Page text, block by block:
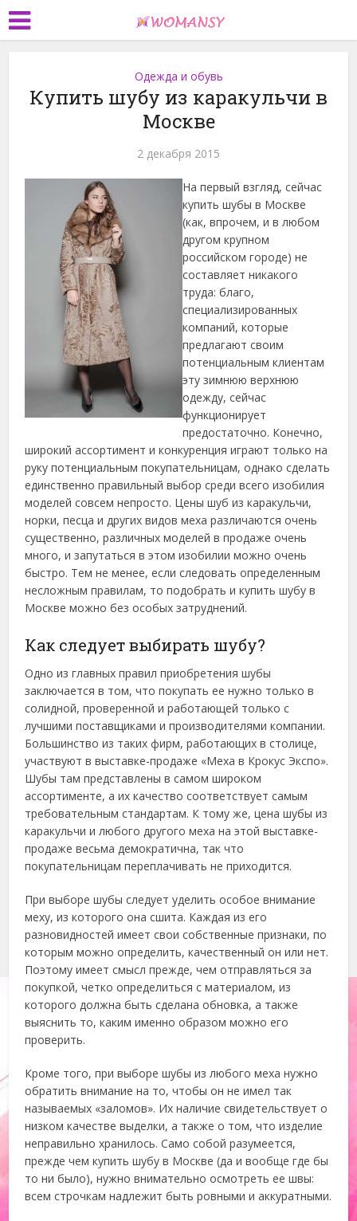
Одежда и обувь
Купить шубу из каракульчи в
Москве
2 декабря 2015
На первый взгляд, сейчас
купить шубы в Москве
(как, впрочем, и в любом
другом крупном
российском городе) не
составляет никакого
труда: благо,
специализированных
компаний, которые
предлагают своим
потенциальным клиентам
эту зимнюю верхнюю
одежду, сейчас
функционирует
предостаточно. Конечно,
широкий ассортимент и конкуренция играют только на
руку потенциальным покупательницам, однако сделать
единственно правильный выбор среди всего изобилия
моделей совсем непросто. Цены шуб из каракульчи,
норки, песца и других видов меха различаются очень
существенно, различных моделей в продаже очень
много, и запутаться в этом изобилии можно очень
быстро. Тем не менее, если следовать определенным
несложным правилам, то подобрать и купить шубу в
Москве можно без особых затруднений.
Как следует выбирать шубу?
Одно из главных правил приобретения шубы
заключается в том, что покупать ее нужно только в
солидной, проверенной и работающей только с
лучшими поставщиками и производителями компании.
Большинство из таких фирм, работающих в столице,
участвуют в выставке-продаже «Меха в Крокус Экспо».
Шубы там представлены в самом широком
ассортименте, а их качество соответствует самым
требовательным стандартам. К тому же, цена шубы из
каракульчи и любого другого меха на этой выставке-
продаже весьма демократична, так что
покупательницам переплачивать не приходится.
При выборе шубы следует уделить особое внимание
меху, из которого она сшита. Каждая из его
разновидностей имеет свои собственные признаки, по
которым можно определить, качественный он или нет.
Поэтому имеет смысл прежде, чем отправляться за
покупкой, четко определиться с материалом, из
которого должна быть сделана обновка, а также
выяснить то, каким именно образом можно его
проверить.
Кроме того, при выборе шубы из любого меха нужно
обратить внимание на то, чтобы он не имел так
называемых «заломов». Их наличие свидетельствует о
низком качестве выделки, а также о том, что изделие
неправильно хранилось. Само собой разумеется,
прежде чем купить шубу в Москве (да и вообще где бы
то ни было), нужно внимательно осмотреть ее швы:
всем строчкам надлежит быть ровными и аккуратными.